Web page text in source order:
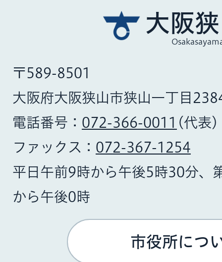
大阪
〒589-8501
大阪府大阪狭山市狭山一丁目
電話番号： 072-366-0011 (代表)
ファックス： 072-367-1254
平日午前9時から午後5時30分、
から午後0時
市役所につ